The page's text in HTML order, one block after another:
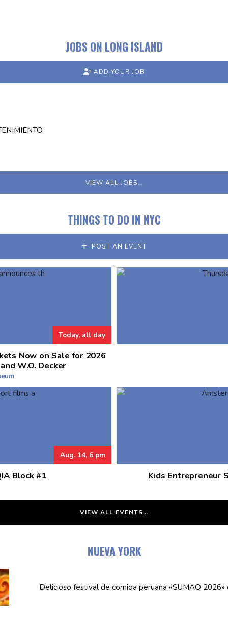
JOBS ON LONG ISLAND
ADD YOUR JOB
VIEW ALL JOBS…
THINGS TO DO IN NYC
POST AN EVENT
Today, all day
Now on Sale for 2026
W.O. Decker
Aug. 14, 6 pm
Block #1 Kids Entrepreneur
VIEW ALL EVENTS…
NUEVA YORK
Delicioso festival de comida peruana «SUMAQ